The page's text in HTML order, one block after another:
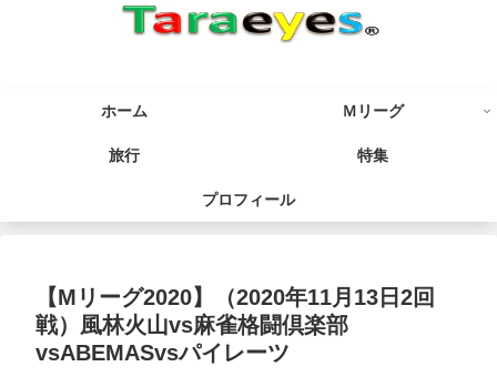
ホーム Ｍリーグ
旅行 特集
プロフィール
【Mリーグ2020】（2020年11月13日2回
戦）風林火山vs麻雀格闘倶楽部
vsABEMASvsパイレーツ